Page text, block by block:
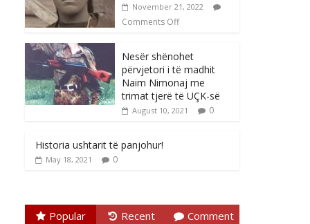
November 21, 2022
Comments Off
Nesër shënohet
përvjetori i të madhit
Naim Nimonaj me
trimat tjerë të UÇK-së
August 10, 2021 0
Historia ushtarit të panjohur!
May 18, 2021 0
Popular Recent Comment